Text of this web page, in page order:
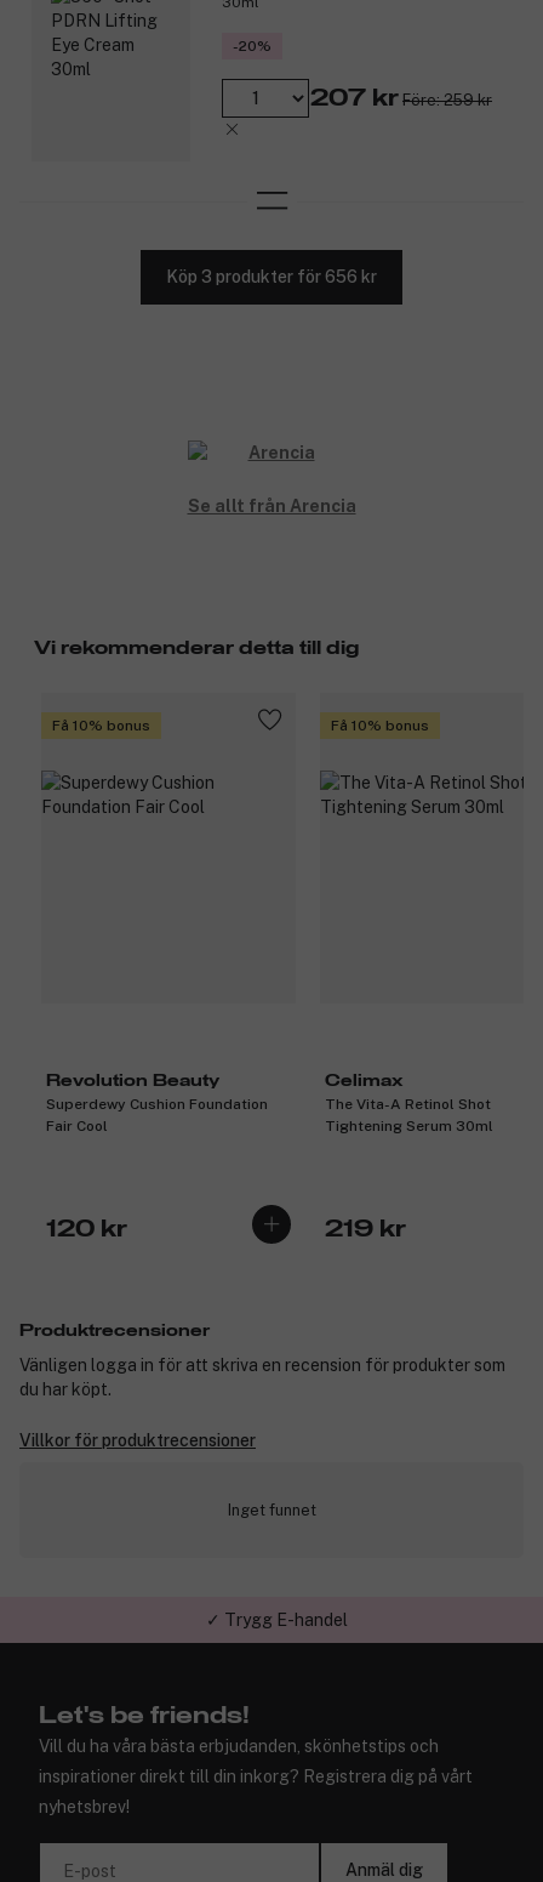
-20%
207 kr Före: 259 kr
Köp 3 produkter för 656 kr
Se allt från Arencia
Vi rekommenderar detta till dig
Få 10% bonus
Revolution Beauty
Superdewy Cushion Foundation
Fair Cool
120 kr
Få 10% bonus
Celimax
The Vita-A Retinol Shot
Tightening Serum 30ml
219 kr
Produktrecensioner
Vänligen logga in för att skriva en recension för produkter som
du har köpt.
Villkor för produktrecensioner
Inget funnet
✓ Trygg E-handel
Let's be friends!
Vill du ha våra bästa erbjudanden, skönhetstips och
inspirationer direkt till din inkorg? Registrera dig på vårt
nyhetsbrev!
E-post Anmäl dig